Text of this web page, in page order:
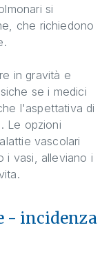
si
che richiedono
in gravità e
se i medici
l'aspettativa di
Le opzioni
vascolari
i vasi, alleviano i
- incidenza